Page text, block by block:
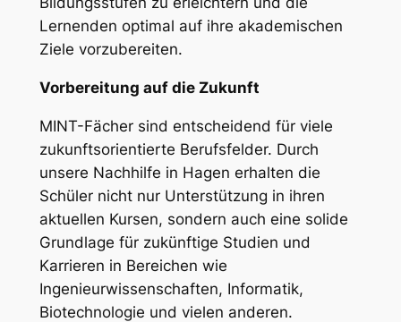
Lernenden optimal auf ihre akademischen
Ziele vorzubereiten.
Vorbereitung auf die Zukunft
MINT-Fächer sind entscheidend für viele
zukunftsorientierte Berufsfelder. Durch
unsere Nachhilfe in Hagen erhalten die
Schüler nicht nur Unterstützung in ihren
aktuellen Kursen, sondern auch eine solide
Grundlage für zukünftige Studien und
Karrieren in Bereichen wie
Ingenieurwissenschaften, Informatik,
Biotechnologie und vielen anderen.